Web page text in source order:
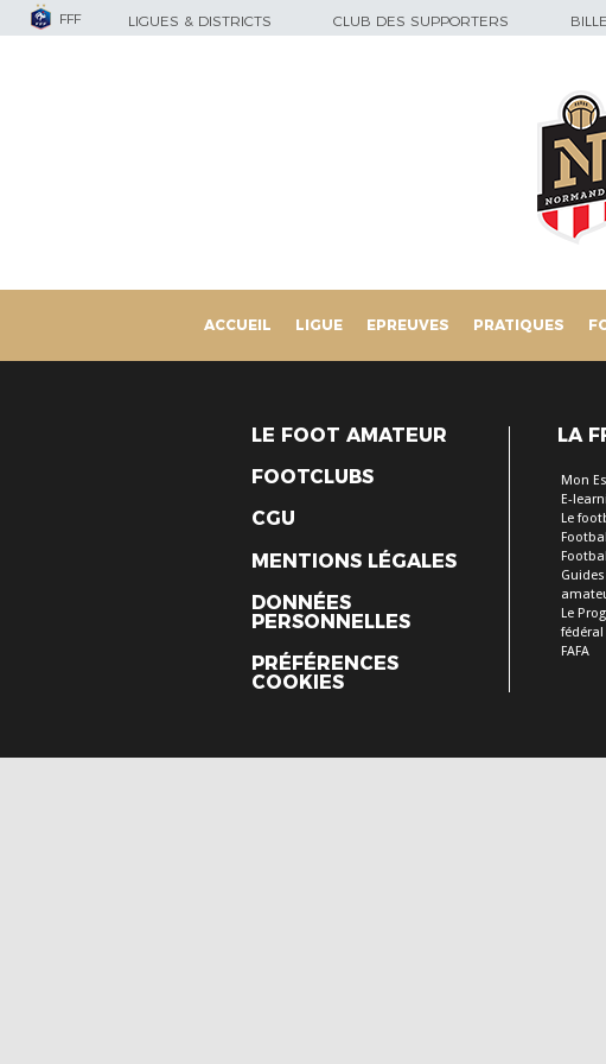
FFF LIGUES & DISTRICTS CLUB DES SUPPORTERS
ACCUEIL LIGUE EPREUVES PRATIQUES
LE FOOT AMATEUR
FOOTCLUBS
CGU
MENTIONS LÉGALES
DONNÉES
PERSONNELLES
PRÉFÉRENCES
COOKIES
LA
Mon
E-
Le
Le
fédéral
FAFA